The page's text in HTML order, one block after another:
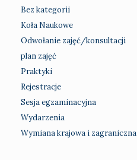
Bez kategorii
Koła Naukowe
Odwołanie zajęć/konsultacji
plan zajęć
Praktyki
Rejestracje
Sesja egzaminacyjna
Wydarzenia
Wymiana krajowa i zagraniczna